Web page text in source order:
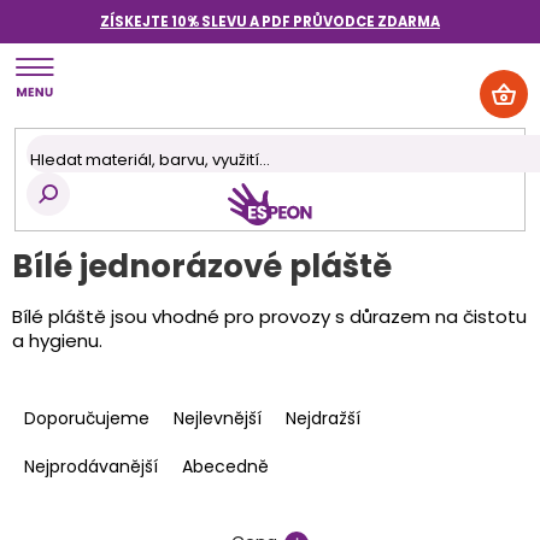
obsah
ZÍSKEJTE 10% SLEVU A PDF PRŮVODCE ZDARMA
Bílé jednorázové pláště
Bílé pláště jsou vhodné pro provozy s důrazem na čistotu
a hygienu.
a
e
Doporučujeme Nejlevnější
Nejdražší
Nejprodávanější
Abecedně